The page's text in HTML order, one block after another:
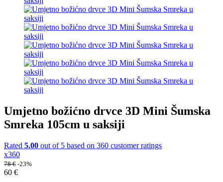
Umjetno božićno drvce 3D Mini Šumska
Smreka 105cm u saksiji
Rated 5.00 out of 5 based on 360 customer ratings
x360
78€ -23%
60 €